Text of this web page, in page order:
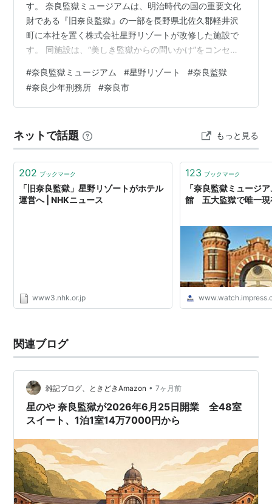
す。 奈良監獄ミュージアムは、明治時代の国の重要文化
財である『旧奈良監獄』の一部を長野県北佐久郡軽井沢
町に本社を置く株式会社星野リゾートが改修した施設で
す。 同施設は、“美しき監獄からの問いかけ”をコンセプ
独居房を見学できるほか、監獄の歴史を学べるコーナー
などが設けられています。 『美しき監獄という特異な建
築への興味は、監獄の歴史、そして刑罰の本質へと、来
粋） 奈良監獄の舎房は、中央看守所から５棟が放射状に
広がる配置をしています。 「第三寮（保存棟…
#奈良監獄ミュージアム #星野リゾート #奈良監獄
#奈良少年刑務所 #奈良市
ネットで話題 もっと見る
202 ブックマーク
「旧奈良監獄」星野リゾートがホテル
運営へ | NHKニュース
www3.nhk.or.jp
123 ブックマーク
「奈良監獄ミュージ
館 五大監獄で唯一現
関連ブログ
雑記ブログ、ときどきAmazon • 7ヶ月前
星のや 奈良監獄が2026年6月25日開業 全48室
スイート、1泊1室14万7000円から